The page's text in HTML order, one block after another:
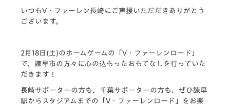
いつもV・ファーレン長崎にご声援いただだきありがとう
ございます。
2月18日(土)のホームゲームの「V・ファーレンロード」
で、諫早市の方々に心の込もったおもてなしを行っていた
だきます！
長崎サポーターの方も、千葉サポーターの方も、ぜひ諫早
駅からスタジアムまでの「V・ファーレンロード」をお楽